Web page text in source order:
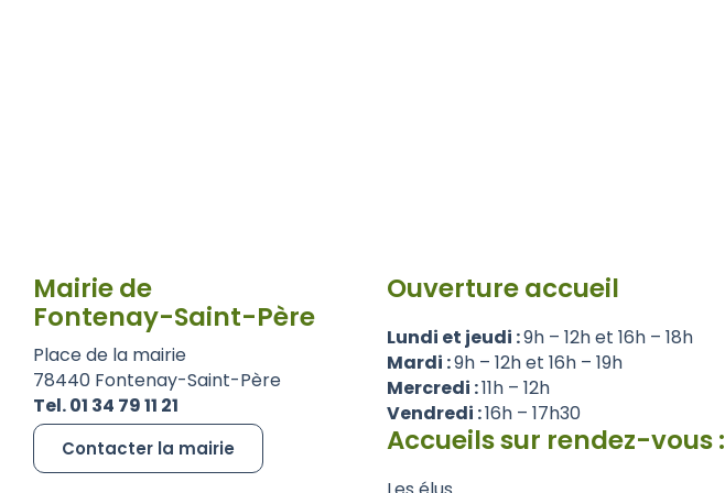
Mairie de
Fontenay-Saint-Père
Place de la mairie
78440 Fontenay-Saint-Père
Tel. 01 34 79 11 21
Contacter la mairie
Ouverture accueil
Lundi et jeudi :9h – 12h et 16h – 18h
Mardi :9h – 12h et 16h – 19h
Mercredi :11h – 12h
Vendredi :16h – 17h30
Accueils sur rendez-vous :